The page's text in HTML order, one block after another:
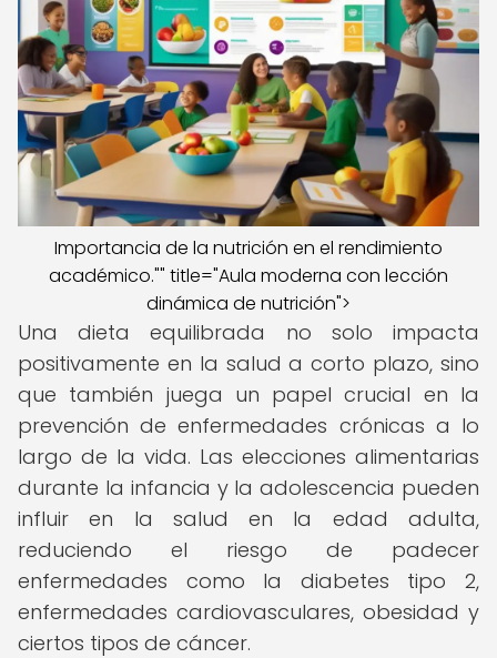
Importancia de la nutrición en el rendimiento
académico."" title="Aula moderna con lección
dinámica de nutrición">
Una dieta equilibrada no solo impacta
positivamente en la salud a corto plazo, sino
que también juega un papel crucial en la
prevención de enfermedades crónicas a lo
largo de la vida. Las elecciones alimentarias
durante la infancia y la adolescencia pueden
influir en la salud en la edad adulta,
reduciendo el riesgo de padecer
enfermedades como la diabetes tipo 2,
enfermedades cardiovasculares, obesidad y
ciertos tipos de cáncer.